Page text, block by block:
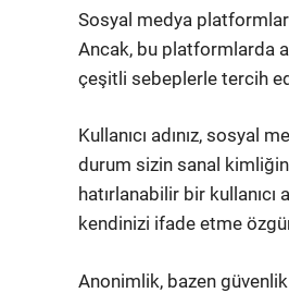
Sosyal medya
Ancak, bu platformlarda
çeşitli sebeplerle tercih
Kullanıcı adınız, sosyal
durum sizin sanal
hatırlanabilir bir
kendinizi ifade etme
Anonimlik, bazen